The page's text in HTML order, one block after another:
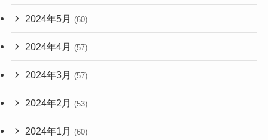
2024年5月 (60)
2024年4月 (57)
2024年3月 (57)
2024年2月 (53)
2024年1月 (60)